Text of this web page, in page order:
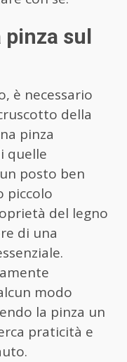
pinza sul
è necessario
della
pinza
quelle
posto ben
piccolo
del legno
di una
modo
la pinza un
praticità e